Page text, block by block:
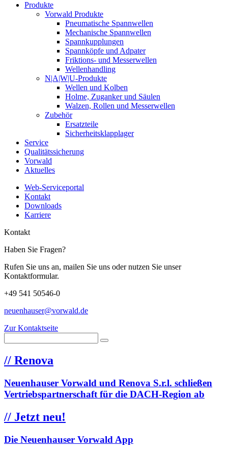
Produkte
Vorwald Produkte
Pneumatische Spannwellen
Mechanische Spannwellen
Spannkupplungen
Spannköpfe und Adpater
Friktions- und Messerwellen
Wellenhandling
N|A|W|U-Produkte
Wellen und Kolben
Holme, Zuganker und Säulen
Walzen, Rollen und Messerwellen
Zubehör
Ersatzteile
Sicherheitsklapplager
Service
Qualitätssicherung
Vorwald
Aktuelles
Web-Serviceportal
Kontakt
Downloads
Karriere
Kontakt
Haben Sie Fragen?
Rufen Sie uns an, mailen Sie uns oder nutzen Sie unser
Kontaktformular.
+49 541 50546-0
neuenhauser@vorwald.de
Zur Kontaktseite
// Renova
Neuenhauser Vorwald und Renova S.r.l. schließen
Vertriebspartnerschaft für die DACH-Region ab
// Jetzt neu!
Die Neuenhauser Vorwald App